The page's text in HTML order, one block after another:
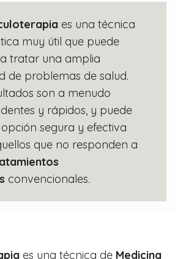
es una técnica
muy útil que puede
tratar una amplia
de problemas de salud.
son a menudo
y rápidos, y puede
segura y efectiva
que no responden a
convencionales.
es una técnica de Medicina